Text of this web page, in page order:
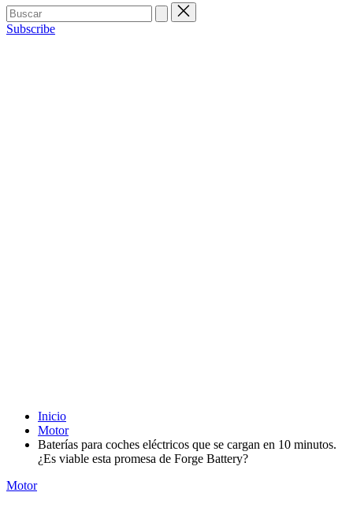
Buscar:
Subscribe
Inicio
Motor
Baterías para coches eléctricos que se cargan en 10 minutos.
¿Es viable esta promesa de Forge Battery?
Publicada
Motor